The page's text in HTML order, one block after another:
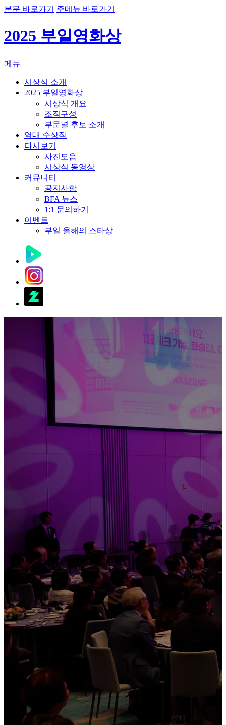
본문 바로가기 주메뉴 바로가기
2025 부일영화상
메뉴
시상식 소개
2025 부일영화상
시상식 개요
조직구성
부문별 후보 소개
역대 수상작
다시보기
사진모음
시상식 동영상
커뮤니티
공지사항
BFA 뉴스
1:1 문의하기
이벤트
부일 올해의 스타상